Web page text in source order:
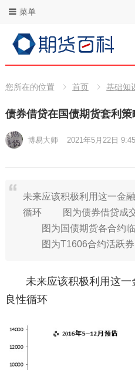
菜单
您所在的位置 首页 基础知
债券借贷在国债期货套利策
博易大师 2021年5月22日 9:45
未来应该积极利用这一金
循环 图为债券借贷成交
图为国债期货各合约临
图为T1606合约活跃
未来应该积极利用这
良性循环